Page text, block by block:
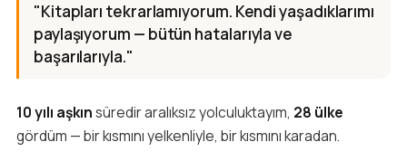
"Kitapları tekrarlamıyorum. Kendi yaşadıklarımı
paylaşıyorum — bütün hatalarıyla ve
başarılarıyla."
10 yılı aşkınsüredir aralıksız yolculuktayım, 28 ülke
gördüm — bir kısmını yelkenliyle, bir kısmını karadan.